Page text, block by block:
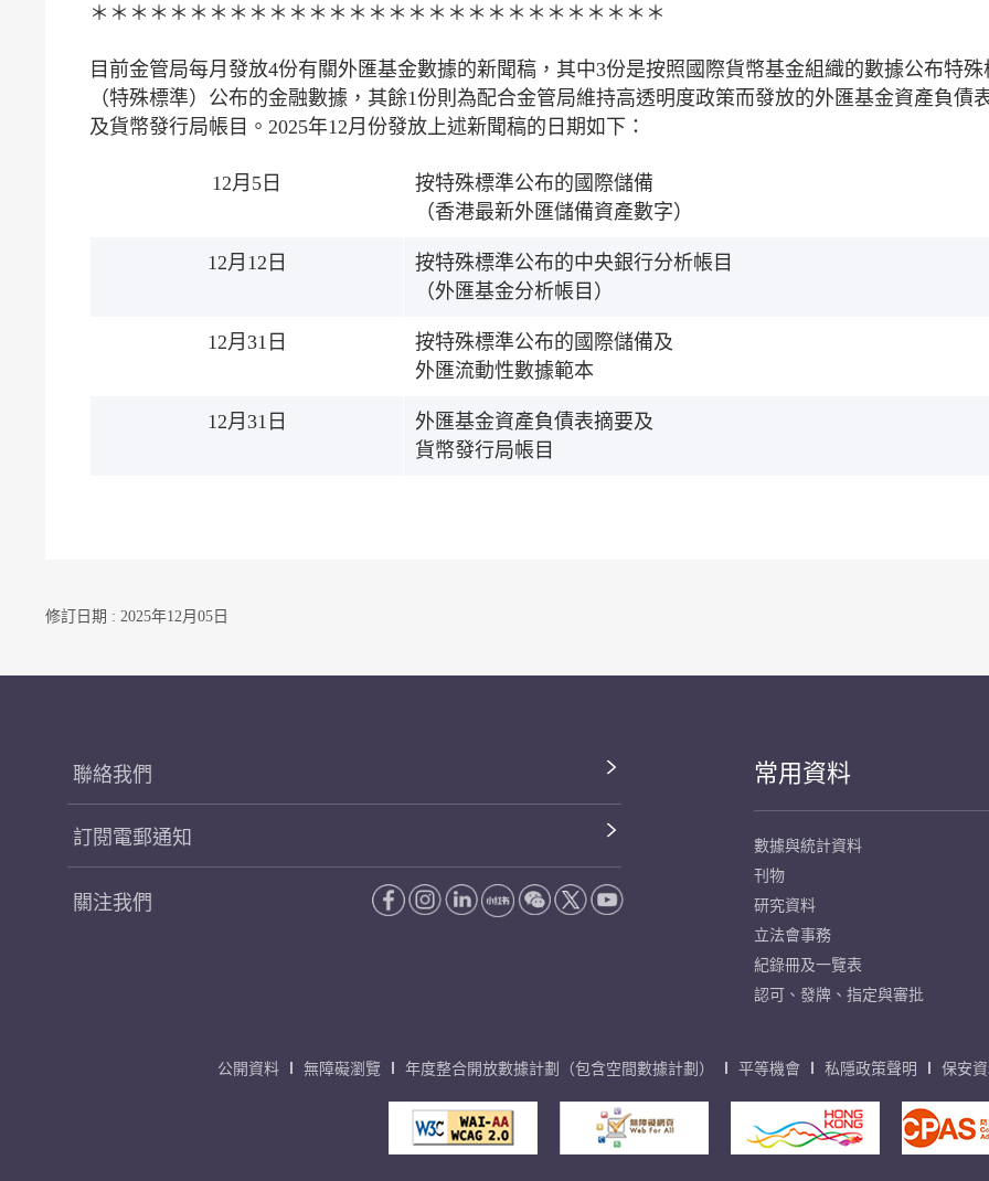
＊＊＊＊＊＊＊＊＊＊＊＊＊＊＊＊＊＊＊＊＊＊＊＊＊＊＊＊＊
目前金管局每月發放4份有關外匯基金數據的新聞稿，其中3份是按照國際貨幣基金組織的數據公布特殊
（特殊標準）公布的金融數據，其餘1份則為配合金管局維持高透明度政策而發放的外匯基金資產負債
及貨幣發行局帳目。2025年12月份發放上述新聞稿的日期如下：
12月5日
按特殊標準公布的國際儲備
（香港最新外匯儲備資產數字）
12月12日
按特殊標準公布的中央銀行分析帳目
（外匯基金分析帳目）
12月31日
按特殊標準公布的國際儲備及
外匯流動性數據範本
12月31日
外匯基金資產負債表摘要及
貨幣發行局帳目
修訂日期 : 2025年12月05日
聯絡我們
訂閱電郵通知
關注我們
常用資料
數據與統計資料
刊物
研究資料
立法會事務
紀錄冊及一覽表
認可、發牌、指定與審批
公開資料 無障礙瀏覽 年度整合開放數據計劃（包含空間數據計劃） 平等機會 私隱政策聲明 保安